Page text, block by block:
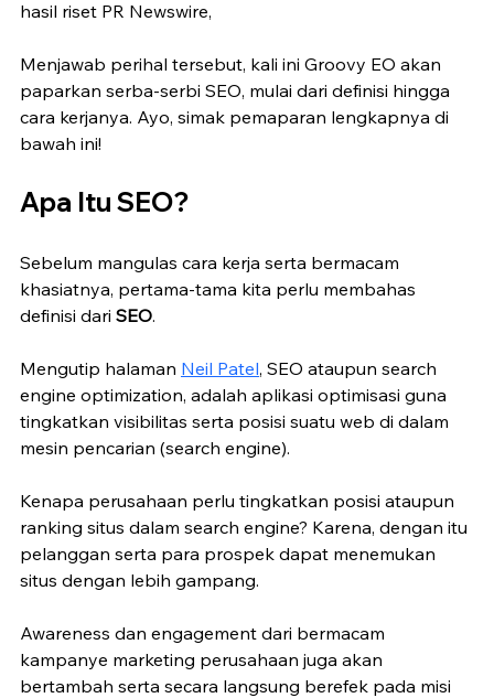
hasil riset PR Newswire,
Menjawab perihal tersebut, kali ini Groovy EO akan
paparkan serba-serbi SEO, mulai dari definisi hingga
cara kerjanya. Ayo, simak pemaparan lengkapnya di
bawah ini!
Apa Itu SEO?
Sebelum mangulas cara kerja serta bermacam
khasiatnya, pertama-tama kita perlu membahas
definisi dari SEO.
Mengutip halaman Neil Patel, SEO ataupun search
engine optimization, adalah aplikasi optimisasi guna
tingkatkan visibilitas serta posisi suatu web di dalam
mesin pencarian (search engine).
Kenapa perusahaan perlu tingkatkan posisi ataupun
ranking situs dalam search engine? Karena, dengan itu
pelanggan serta para prospek dapat menemukan
situs dengan lebih gampang.
Awareness dan engagement dari bermacam
kampanye marketing perusahaan juga akan
bertambah serta secara langsung berefek pada misi